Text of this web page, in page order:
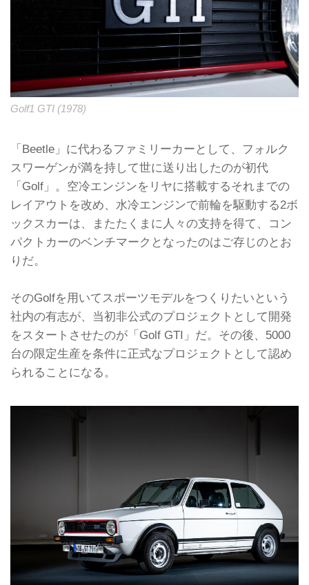
Golf1 GTI (1978)
「Beetle」に代わるファミリーカーとして、フォルク
スワーゲンが満を持して世に送り出したのが初代
「Golf」。空冷エンジンをリヤに搭載するそれまでの
レイアウトを改め、水冷エンジンで前輪を駆動する2ボ
ックスカーは、またたくまに人々の支持を得て、コン
パクトカーのベンチマークとなったのはご存じのとお
りだ。
そのGolfを用いてスポーツモデルをつくりたいという
社内の有志が、当初非公式のプロジェクトとして開発
をスタートさせたのが「Golf GTI」だ。その後、5000
台の限定生産を条件に正式なプロジェクトとして認め
られることになる。